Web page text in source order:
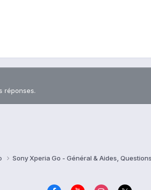
réponses.
Sony Xperia Go - Général & Aides,